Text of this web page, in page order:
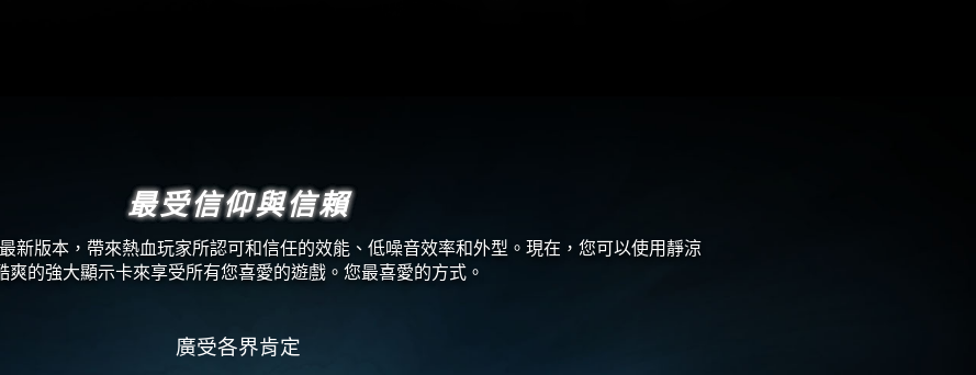
最受信仰與信賴
新版本，帶來熱血玩家所認可和信任的效能、低噪音效率和外型。現在，您可以使用靜涼
爽的強大顯示卡來享受所有您喜愛的遊戲。您最喜愛的方式。
廣受各界肯定